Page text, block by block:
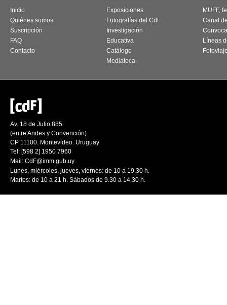
Inicio
Quiénes somos
Suscripción
FAQ
Contacto
Exposiciones
Fotografías del CdF
Investigación
Educativa
Catálogo
Mediateca
MUFF,
Canal
Líneas
Av. 18 de Julio 885
(entre Andes y Convención)
CP 11100. Montevideo. Uruguay
Tel: [598 2] 1950 7960
Mail: CdF@imm.gub.uy
Lunes, miércoles, jueves, viernes: de 10 a 19.30 h.
Martes: de 10 a 21 h. Sábados de 9.30 a 14.30 h.